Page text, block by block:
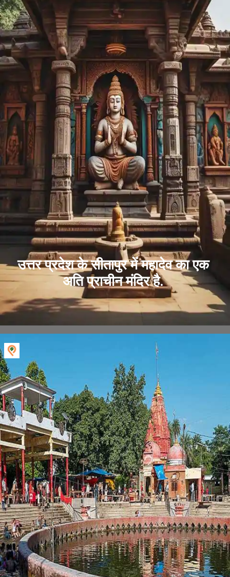
उत्तर प्रदेश के सीतापुर में महादेव का एक
अति प्राचीन मंदिर है.